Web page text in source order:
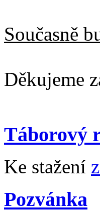
Současně
Děkujeme
Táborový
Ke stažení
Pozvánka